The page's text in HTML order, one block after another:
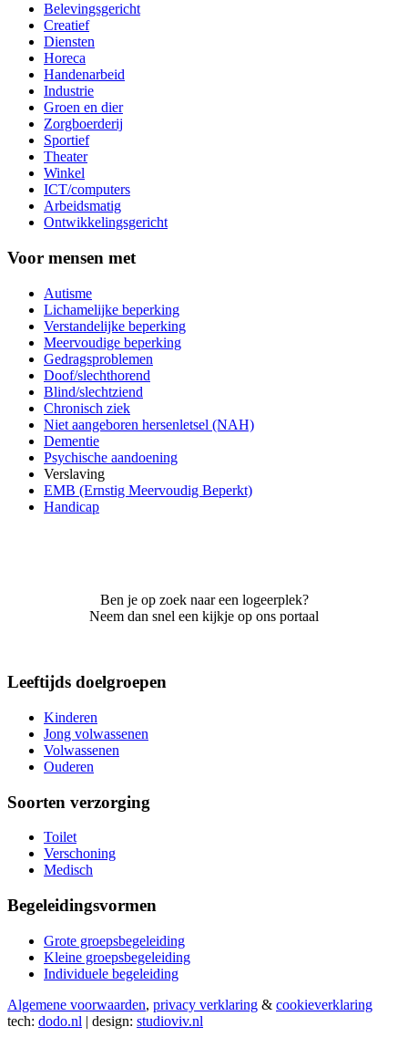
Belevingsgericht
Creatief
Diensten
Horeca
Handenarbeid
Industrie
Groen en dier
Zorgboerderij
Sportief
Theater
Winkel
ICT/computers
Arbeidsmatig
Ontwikkelingsgericht
Voor mensen met
Autisme
Lichamelijke beperking
Verstandelijke beperking
Meervoudige beperking
Gedragsproblemen
Doof/slechthorend
Blind/slechtziend
Chronisch ziek
Niet aangeboren hersenletsel (NAH)
Dementie
Psychische aandoening
Verslaving
EMB (Ernstig Meervoudig Beperkt)
Handicap
Ben je op zoek naar een logeerplek?
Neem dan snel een kijkje op ons portaal
Leeftijds doelgroepen
Kinderen
Jong volwassenen
Volwassenen
Ouderen
Soorten verzorging
Toilet
Verschoning
Medisch
Begeleidingsvormen
Grote groepsbegeleiding
Kleine groepsbegeleiding
Individuele begeleiding
Algemene voorwaarden, privacy verklaring & cookieverklaring
tech: dodo.nl | design: studioviv.nl